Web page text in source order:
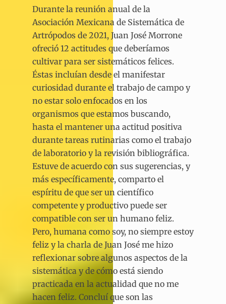
Durante la reunión anual de la
Asociación Mexicana de Sistemática de
Artrópodos de 2021, Juan José Morrone
ofreció 12 actitudes que deberíamos
cultivar para ser sistemáticos felices.
Éstas incluían desde el manifestar
curiosidad durante el trabajo de campo y
no estar solo enfocados en los
organismos que estamos buscando,
hasta el mantener una actitud positiva
durante tareas rutinarias como el trabajo
de laboratorio y la revisión bibliográfica.
Estuve de acuerdo con sus sugerencias, y
más específicamente, comparto el
espíritu de que ser un científico
competente y productivo puede ser
compatible con ser un humano feliz.
Pero, humana como soy, no siempre estoy
feliz y la charla de Juan José me hizo
reflexionar sobre algunos aspectos de la
sistemática y de cómo está siendo
practicada en la actualidad que no me
hacen feliz. Concluí que son las